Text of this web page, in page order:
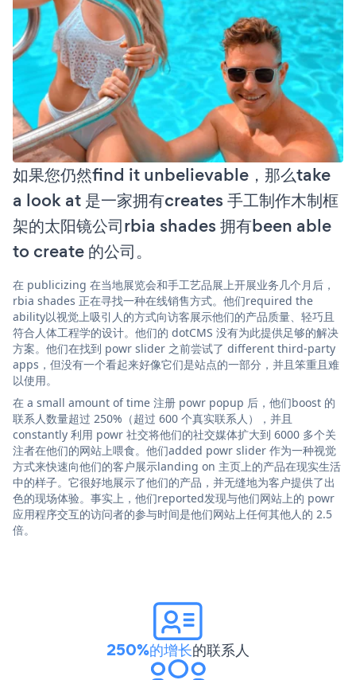
如果您仍然find it unbelievable，那么take
a look at 是一家拥有creates 手工制作木制框
架的太阳镜公司rbia shades 拥有been able
to create 的公司。
在 publicizing 在当地展览会和手工艺品展上开展业务几个月后，
rbia shades 正在寻找一种在线销售方式。他们required the
ability以视觉上吸引人的方式向访客展示他们的产品质量、轻巧且
符合人体工程学的设计。他们的 dotCMS 没有为此提供足够的解决
方案。他们在找到 powr slider 之前尝试了 different third-party
apps，但没有一个看起来好像它们是站点的一部分，并且笨重且难
以使用。
在 a small amount of time 注册 powr popup 后，他们boost 的
联系人数量超过 250%（超过 600 个真实联系人），并且
constantly 利用 powr 社交将他们的社交媒体扩大到 6000 多个关
注者在他们的网站上喂食。他们added powr slider 作为一种视觉
方式来快速向他们的客户展示landing on 主页上的产品在现实生活
中的样子。它很好地展示了他们的产品，并无缝地为客户提供了出
色的现场体验。事实上，他们reported发现与他们网站上的 powr
应用程序交互的访问者的参与时间是他们网站上任何其他人的 2.5
倍。
250%的增长的联系人